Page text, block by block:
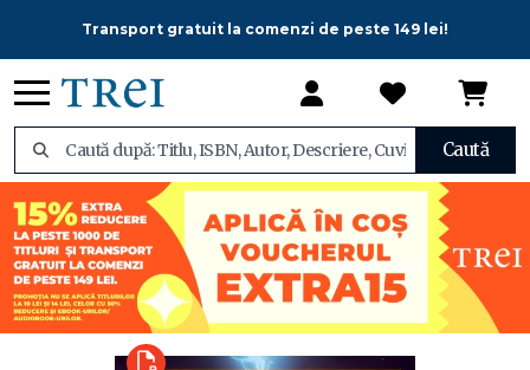
Transport gratuit la comenzi de peste 149 lei!
Caută